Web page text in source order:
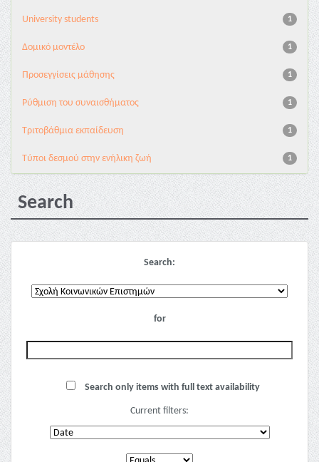
1
University students
1
Δομικό μοντέλο
1
Προσεγγίσεις μάθησης
1
Ρύθμιση του συναισθήματος
1
Τριτοβάθμια εκπαίδευση
1
Τύποι δεσμού στην ενήλικη ζωή
Search
Search:
for
Search only items with full text availability
Current filters: